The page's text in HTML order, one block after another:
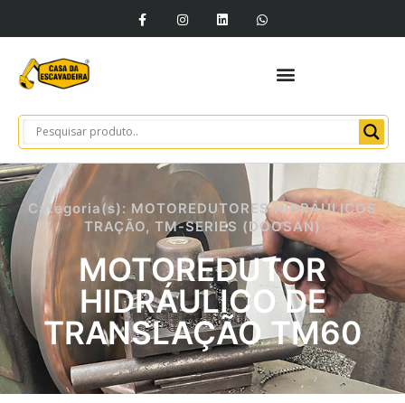
Categoria(s): MOTOREDUTORES HIDRÁULICOS
TRAÇÃO, TM-SERIES (DOOSAN)
MOTOREDUTOR
HIDRÁULICO DE
TRANSLAÇÃO TM60